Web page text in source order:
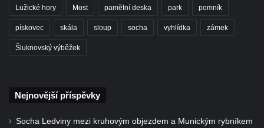
Lužické hory Most pamětní deska park pomník
pískovec skála sloup socha vyhlídka zámek
Šluknovský výběžek
Nejnovější příspěvky
Socha Ledviny mezi kruhovým objezdem a Munickým rybníkem